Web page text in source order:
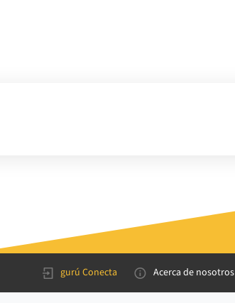
gurú Conecta Acerca de nosotros